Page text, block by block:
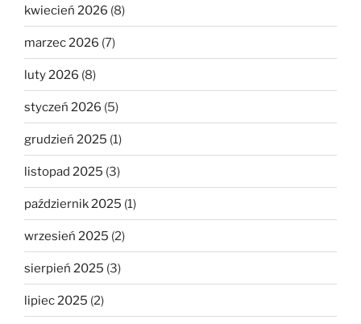
kwiecień 2026 (8)
marzec 2026 (7)
luty 2026 (8)
styczeń 2026 (5)
grudzień 2025 (1)
listopad 2025 (3)
październik 2025 (1)
wrzesień 2025 (2)
sierpień 2025 (3)
lipiec 2025 (2)